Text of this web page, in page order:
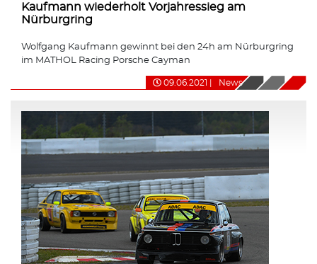
Kaufmann wiederholt Vorjahressieg am
Nürburgring
Wolfgang Kaufmann gewinnt bei den 24h am Nürburgring
im MATHOL Racing Porsche Cayman
09.06.2021 News